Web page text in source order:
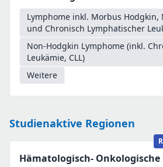
Lymphome inkl. Morbus Hodgkin,
und Chronisch Lymphatischer
Non-Hodgkin Lymphome (inkl.
Leukämie, CLL)
Weitere
Studienaktive Regionen
Hämatologisch- Onkologische